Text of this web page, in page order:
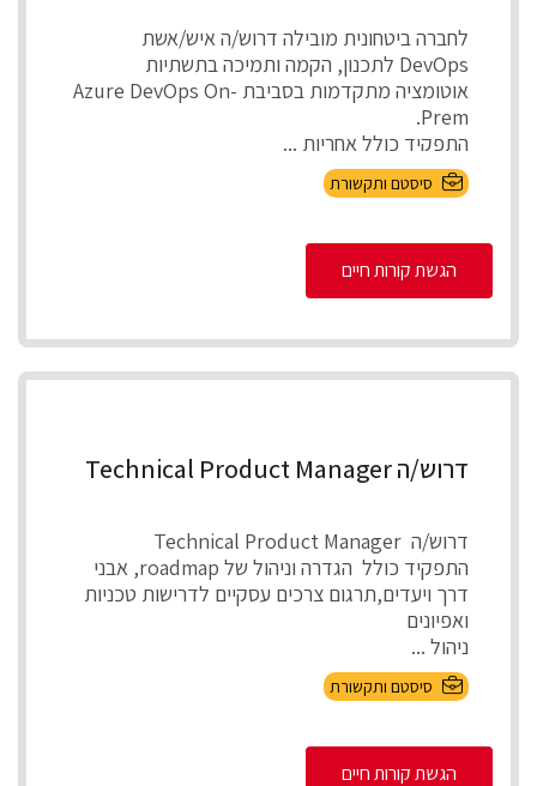
לחברה ביטחונית מובילה דרוש/ה איש/אשת
DevOps לתכנון, הקמה ותמיכה בתשתיות
אוטומציה מתקדמות בסביבת Azure DevOps On-
Prem.
התפקיד כולל אחריות ...
סיסטם ותקשורת
הגשת קורות חיים
דרוש/ה Technical Product Manager
דרוש/ה Technical Product Manager
התפקיד כולל הגדרה וניהול של roadmap, אבני
דרך ויעדים,תרגום צרכים עסקיים לדרישות טכניות
ואפיונים
ניהול ...
סיסטם ותקשורת
הגשת קורות חיים